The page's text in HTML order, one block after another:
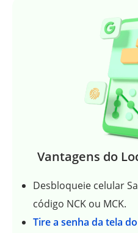
Vantagens do
Desbloqueie celular
código NCK ou MCK.
Tire a senha da tela